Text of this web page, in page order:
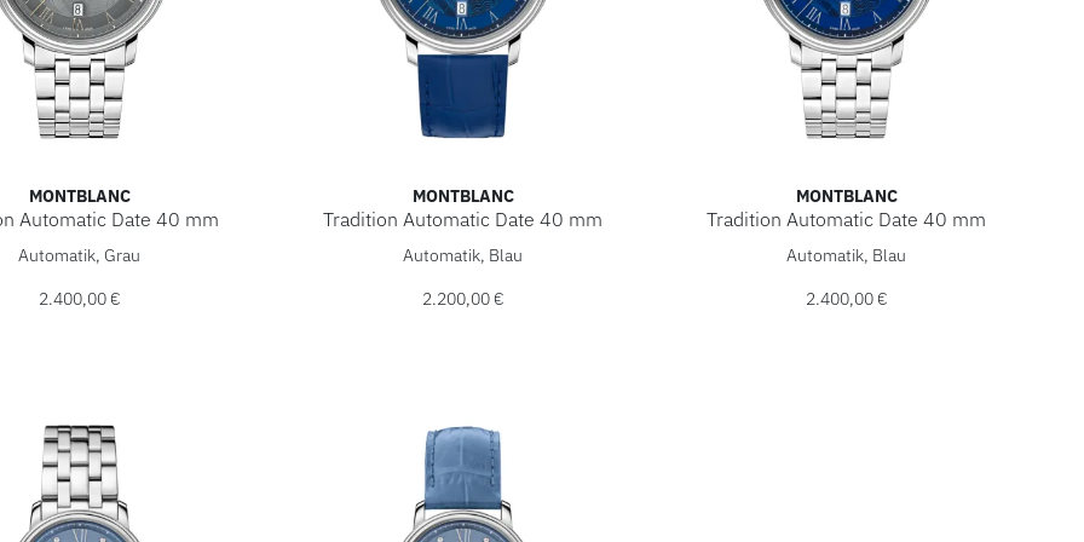
MONTBLANC
Automatic Date 40 mm
Tradition Automatic Date 40 mm, Ref: MB132433, Preis: 2.400,00 €
Automatik, Grau
2.400,00 €
MONTBLANC
Tradition Automatic Date 40 mm
Montblanc Tradition Automatic Date 40 mm, Ref: MB131274, Preis: 2.200,00 €
Automatik, Blau
2.200,00 €
MONTBLANC
Tradition Automatic Date 40 mm
Montblanc Tradition Automatic Date 40
Automatik, Blau
2.400,00 €